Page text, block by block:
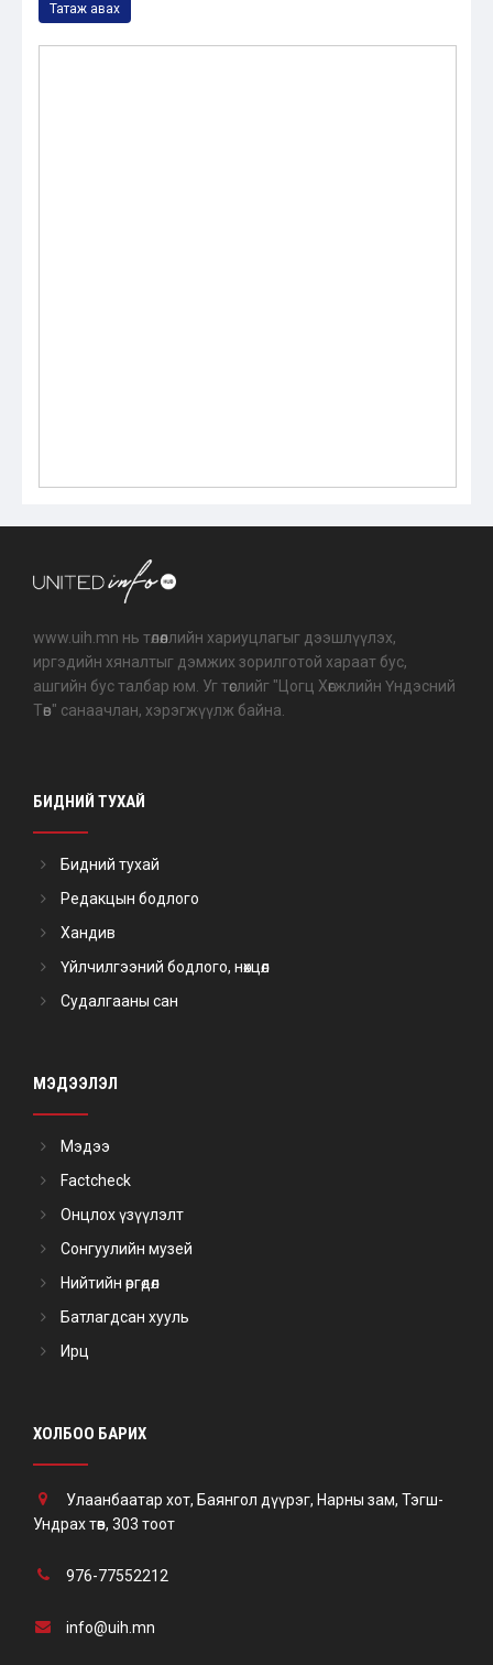
Татаж авах
www.uih.mn нь төлөөллийн хариуцлагыг дээшлүүлэх,
иргэдийн хяналтыг дэмжих зорилготой хараат бус,
ашгийн бус талбар юм. Уг төслийг "Цогц Хөгжлийн Үндэсний
Төв" санаачлан, хэрэгжүүлж байна.
БИДНИЙ ТУХАЙ
Бидний тухай
Редакцын бодлого
Хандив
Үйлчилгээний бодлого, нөхцөл
Судалгааны сан
МЭДЭЭЛЭЛ
Мэдээ
Factcheck
Онцлох үзүүлэлт
Сонгуулийн музей
Нийтийн өргөдөл
Батлагдсан хууль
Ирц
ХОЛБОО БАРИХ
Улаанбаатар хот, Баянгол дүүрэг, Нарны зам, Тэгш-
Ундрах төв, 303 тоот
976-77552212
info@uih.mn